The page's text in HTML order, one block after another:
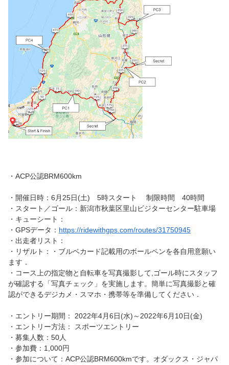
・ACP公認BRM600km
・開催日時：6月25日(土) 5時スタート 制限時間 40時間
・スタート／ゴール：新潟市秋葉区里山ビジターセンター駐車場
・キューシート：
・GPSデータ： https://ridewithgps.com/routes/31750945
・出走者リスト：
・リザルト：・ブルベカード記載用のボールペンを各自用意願い
ます．
・コース上の指定物と自転車を写真撮影して,ゴール時にスタッフ
が確認する「写真チェック」を実施します。簡単に写真撮影と確
認ができるデジカメ・スマホ・携帯等を準備してください．
・エントリー期間： 2022年4月6日(水)～2022年6月10日(金)
・エントリー方法： スポーツエントリー
・募集人数：50人
・参加費：1,000円
・参加について：ACP公認BRM600kmです。オダックス・ジャパ